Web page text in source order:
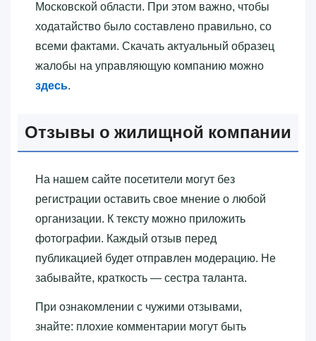
Московской области. При этом важно, чтобы
ходатайство было составлено правильно, со
всеми фактами. Скачать актуальный образец
жалобы на управляющую компанию можно
здесь.
Отзывы о жилищной компании
На нашем сайте посетители могут без
регистрации оставить свое мнение о любой
организации. К тексту можно приложить
фотографии. Каждый отзыв перед
публикацией будет отправлен модерацию. Не
забывайте, краткость — сестра таланта.
При ознакомлении с чужими отзывами,
знайте: плохие комментарии могут быть